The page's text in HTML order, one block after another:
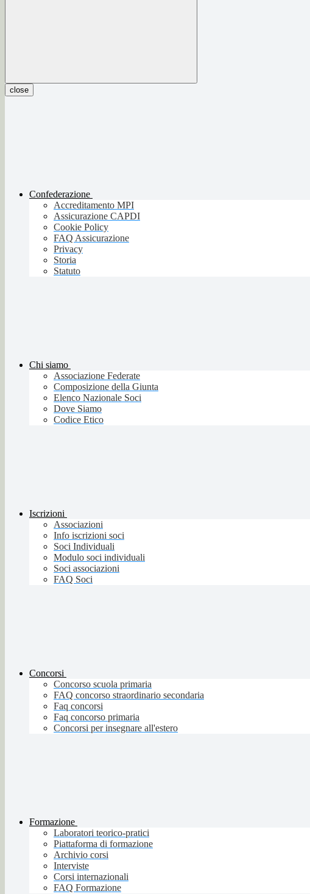
close
Confederazione
Accreditamento MPI
Assicurazione CAPDI
Cookie Policy
FAQ Assicurazione
Privacy
Storia
Statuto
Chi siamo
Associazione Federate
Composizione della Giunta
Elenco Nazionale Soci
Dove Siamo
Codice Etico
Iscrizioni
Associazioni
Info iscrizioni soci
Soci Individuali
Modulo soci individuali
Soci associazioni
FAQ Soci
Concorsi
Concorso scuola primaria
FAQ concorso straordinario secondaria
Faq concorsi
Faq concorso primaria
Concorsi per insegnare all'estero
Formazione
Laboratori teorico-pratici
Piattaforma di formazione
Archivio corsi
Interviste
Corsi internazionali
FAQ Formazione